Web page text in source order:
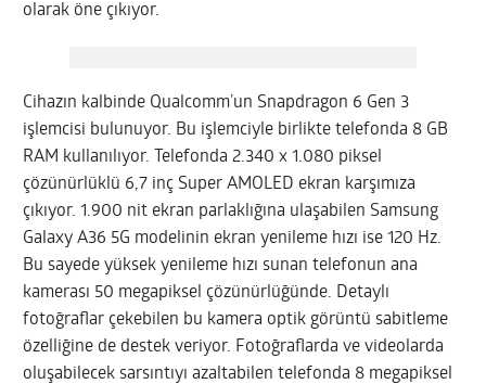
olarak öne çıkıyor.
Cihazın kalbinde Qualcomm’un Snapdragon 6 Gen 3
işlemcisi bulunuyor. Bu işlemciyle birlikte telefonda 8 GB
RAM kullanılıyor. Telefonda 2.340 x 1.080 piksel
çözünürlüklü 6,7 inç Super AMOLED ekran karşımıza
çıkıyor. 1.900 nit ekran parlaklığına ulaşabilen Samsung
Galaxy A36 5G modelinin ekran yenileme hızı ise 120 Hz.
Bu sayede yüksek yenileme hızı sunan telefonun ana
kamerası 50 megapiksel çözünürlüğünde. Detaylı
fotoğraflar çekebilen bu kamera optik görüntü sabitleme
özelliğine de destek veriyor. Fotoğraflarda ve videolarda
oluşabilecek sarsıntıyı azaltabilen telefonda 8 megapiksel